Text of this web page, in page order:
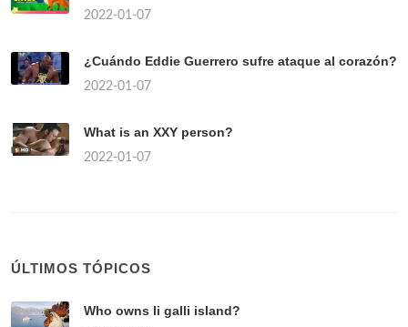
2022-01-07
¿Cuándo Eddie Guerrero sufre ataque al corazón?
2022-01-07
What is an XXY person?
2022-01-07
ÚLTIMOS TÓPICOS
Who owns li galli island?